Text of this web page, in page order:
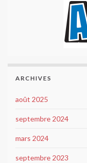
ARCHIVES
août 2025
septembre 2024
mars 2024
septembre 2023